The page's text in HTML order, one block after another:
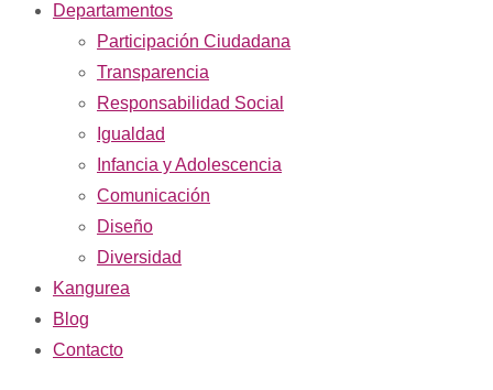
Departamentos
Participación Ciudadana
Transparencia
Responsabilidad Social
Igualdad
Infancia y Adolescencia
Comunicación
Diseño
Diversidad
Kangurea
Blog
Contacto